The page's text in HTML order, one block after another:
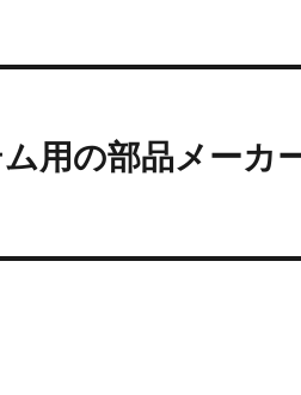
用の部品メーカ